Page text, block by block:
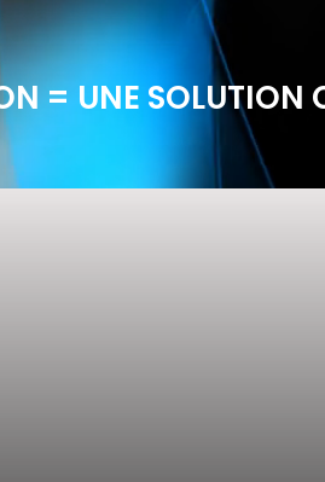
= UNE SOLUTION